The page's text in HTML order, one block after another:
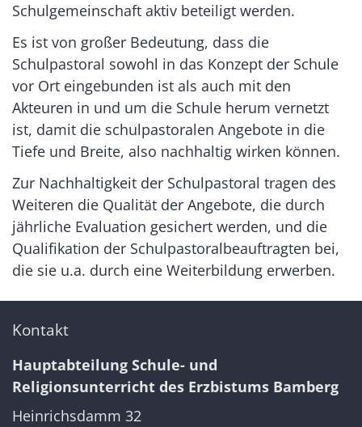
Schulgemeinschaft aktiv beteiligt werden.
Es ist von großer Bedeutung, dass die
Schulpastoral sowohl in das Konzept der Schule
vor Ort eingebunden ist als auch mit den
Akteuren in und um die Schule herum vernetzt
ist, damit die schulpastoralen Angebote in die
Tiefe und Breite, also nachhaltig wirken können.
Zur Nachhaltigkeit der Schulpastoral tragen des
Weiteren die Qualität der Angebote, die durch
jährliche Evaluation gesichert werden, und die
Qualifikation der Schulpastoralbeauftragten bei,
die sie u.a. durch eine Weiterbildung erwerben.
Kontakt
Hauptabteilung Schule- und
Religionsunterricht des Erzbistums Bamberg
Heinrichsdamm 32